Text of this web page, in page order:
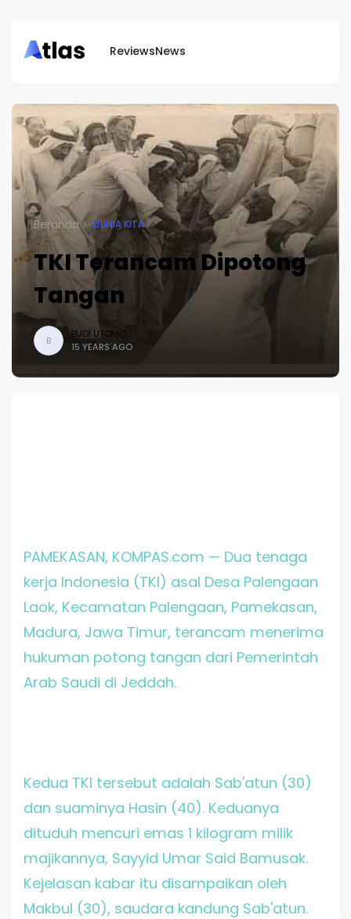
ReviewsNews
Beranda DUNIA KITA
TKI Terancam Dipotong
Tangan
B
BUDI UTOMO
15 YEARS AGO
PAMEKASAN, KOMPAS.com — Dua tenaga
kerja Indonesia (TKI) asal Desa Palengaan
Laok, Kecamatan Palengaan, Pamekasan,
Madura, Jawa Timur, terancam menerima
hukuman potong tangan dari Pemerintah
Arab Saudi di Jeddah.
Kedua TKI tersebut adalah Sab'atun (30)
dan suaminya Hasin (40). Keduanya
dituduh mencuri emas 1 kilogram milik
majikannya, Sayyid Umar Said Bamusak.
Kejelasan kabar itu disampaikan oleh
Makbul (30), saudara kandung Sab'atun.